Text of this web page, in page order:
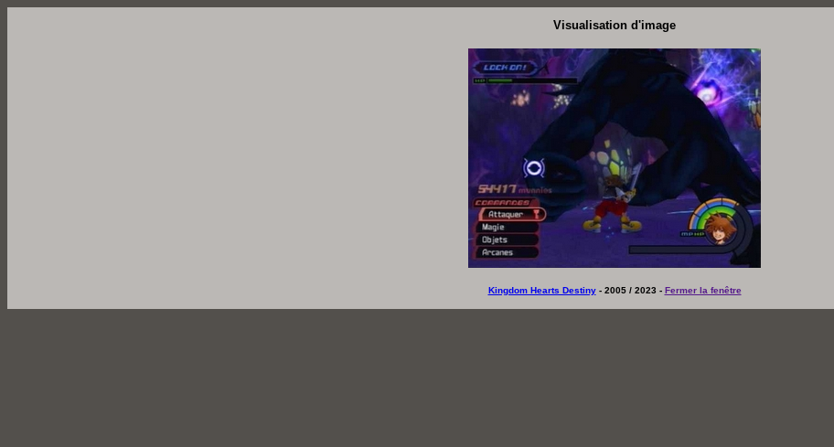
Visualisation d'image
Kingdom Hearts Destiny- 2005 / 2023 - Fermer la fenêtre